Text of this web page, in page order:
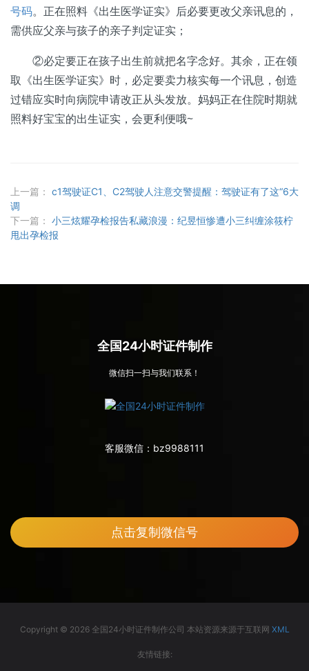
号码。正在照料《出生医学证实》后必要更改父亲讯息的，
需供应父亲与孩子的亲子判定证实；
②必定要正在孩子出生前就把名字念好。其余，正在领
取《出生医学证实》时，必定要卖力核实每一个讯息，创造
过错应实时向病院申请改正从头发放。妈妈正在住院时期就
照料好宝宝的出生证实，会更利便哦~
上一篇： c1驾驶证C1、C2驾驶人注意交警提醒：驾驶证有了这“6大
调
下一篇： 小三炫耀孕检报告私藏浪漫：纪昱恒惨遭小三纠缠涂筱柠
甩出孕检报
全国24小时证件制作
微信扫一扫与我们联系！
客服微信： bz9988111
点击复制微信号
Copyright © 2026 全国24小时证件制作公司 本站资源来源于互联网 XML
友情链接: